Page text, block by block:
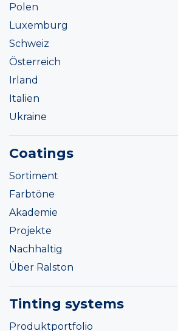
Polen
Luxemburg
Schweiz
Österreich
Irland
Italien
Ukraine
Coatings
Sortiment
Farbtöne
Akademie
Projekte
Nachhaltig
Über Ralston
Tinting systems
Produktportfolio